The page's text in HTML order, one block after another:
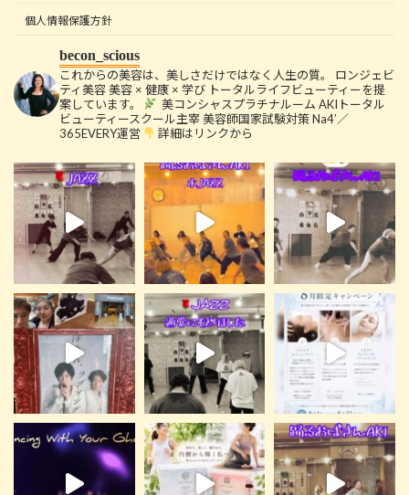
個人情報保護方針
becon_scious
これからの美容は、美しさだけではなく人生の質。
ロンジェビ
ティ美容美容 × 健康 × 学び トータルライフビューティーを提
案しています。
美コンシャスプラチナルーム AKIトータル
ビューティースクール主宰美容師国家試験対策 Na4’／
365EVERY運営
詳細はリンクから